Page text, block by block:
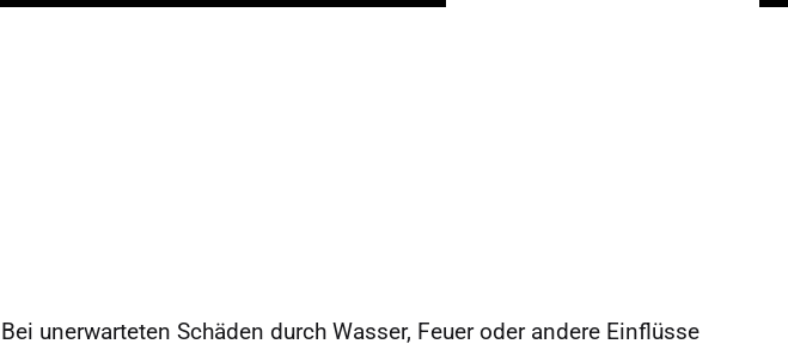
Bei unerwarteten Schäden durch Wasser, Feuer oder andere Einflüsse